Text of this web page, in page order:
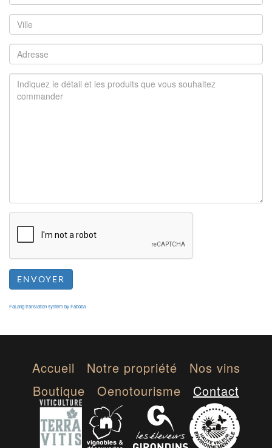
ENVOYER
FaLang translation system by Faboba
Accueil Notre propriété
Nos vins
Boutique
Oenotourisme Contact